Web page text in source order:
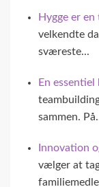
Hygge er
velkendte
sværeste...
En essentiel
sammen.
Innovation
vælger at